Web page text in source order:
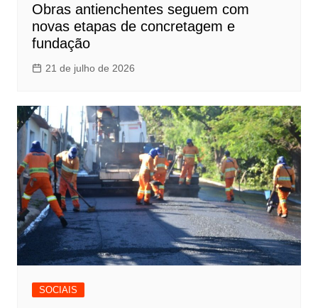
Obras antienchentes seguem com
novas etapas de concretagem e
fundação
21 de julho de 2026
SOCIAIS